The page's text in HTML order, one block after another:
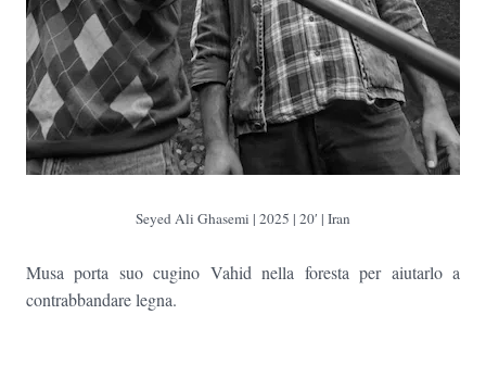
Seyed Ali Ghasemi | 2025 | 20′ | Iran
Musa porta suo cugino Vahid nella foresta per aiutarlo a
contrabbandare legna.